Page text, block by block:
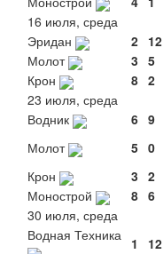
16 июля, среда
Эридан
2 12
Молот
3 5
Крон
8 2
23 июля, среда
Водник
6 9
Молот
5 0
Крон
3 2
Монострой
8 6
30 июля, среда
Водная Техника 1 12